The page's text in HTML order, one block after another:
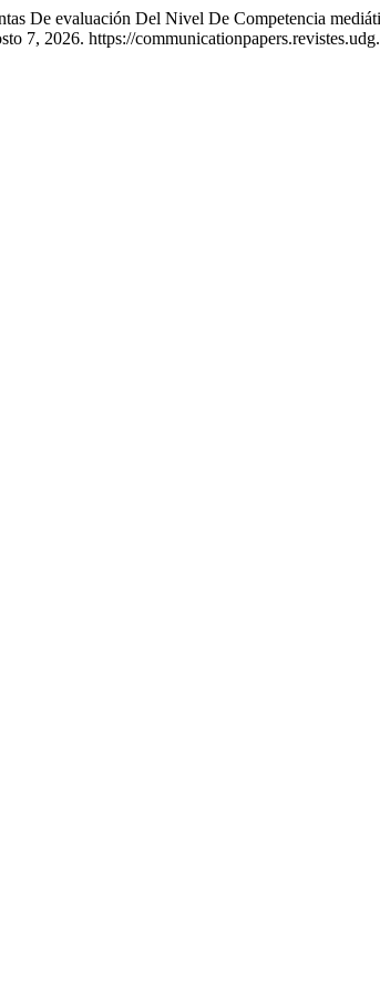
De evaluación Del Nivel De Competencia
7, 2026. https://